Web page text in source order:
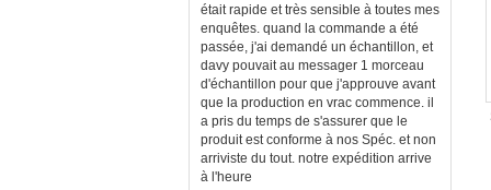
était rapide et très sensible à toutes mes
enquêtes. quand la commande a été
passée, j'ai demandé un échantillon, et
davy pouvait au messager 1 morceau
d'échantillon pour que j'approuve avant
que la production en vrac commence. il
a pris du temps de s'assurer que le
produit est conforme à nos Spéc. et non
arriviste du tout. notre expédition arrive
à l'heure